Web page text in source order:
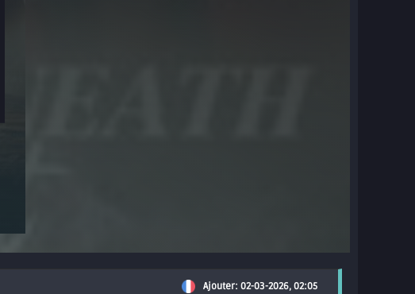
Ajouter: 02-03-2026, 02:05